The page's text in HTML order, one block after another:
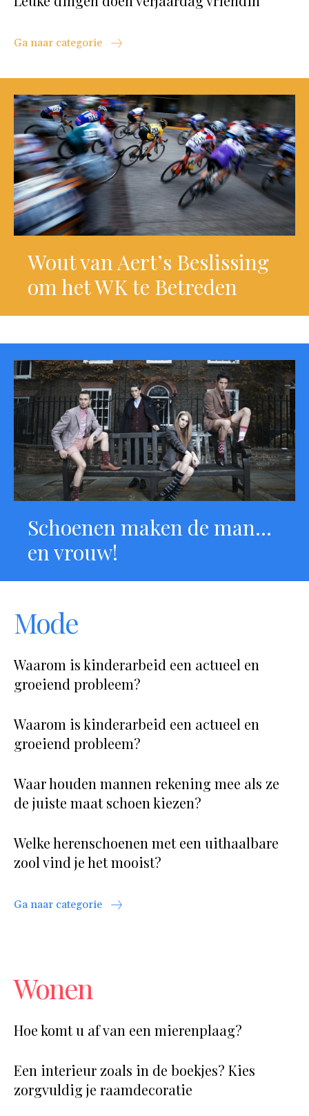
Ga naar categorie
Wout van Aert’s Beslissing
om het WK te Betreden
Schoenen maken de man…
en vrouw!
Mode
Waarom is kinderarbeid een actueel en
groeiend probleem?
Waarom is kinderarbeid een actueel en
groeiend probleem?
Waar houden mannen rekening mee als ze
de juiste maat schoen kiezen?
Welke herenschoenen met een uithaalbare
zool vind je het mooist?
Ga naar categorie
Wonen
Hoe komt u af van een mierenplaag?
Een interieur zoals in de boekjes? Kies
zorgvuldig je raamdecoratie